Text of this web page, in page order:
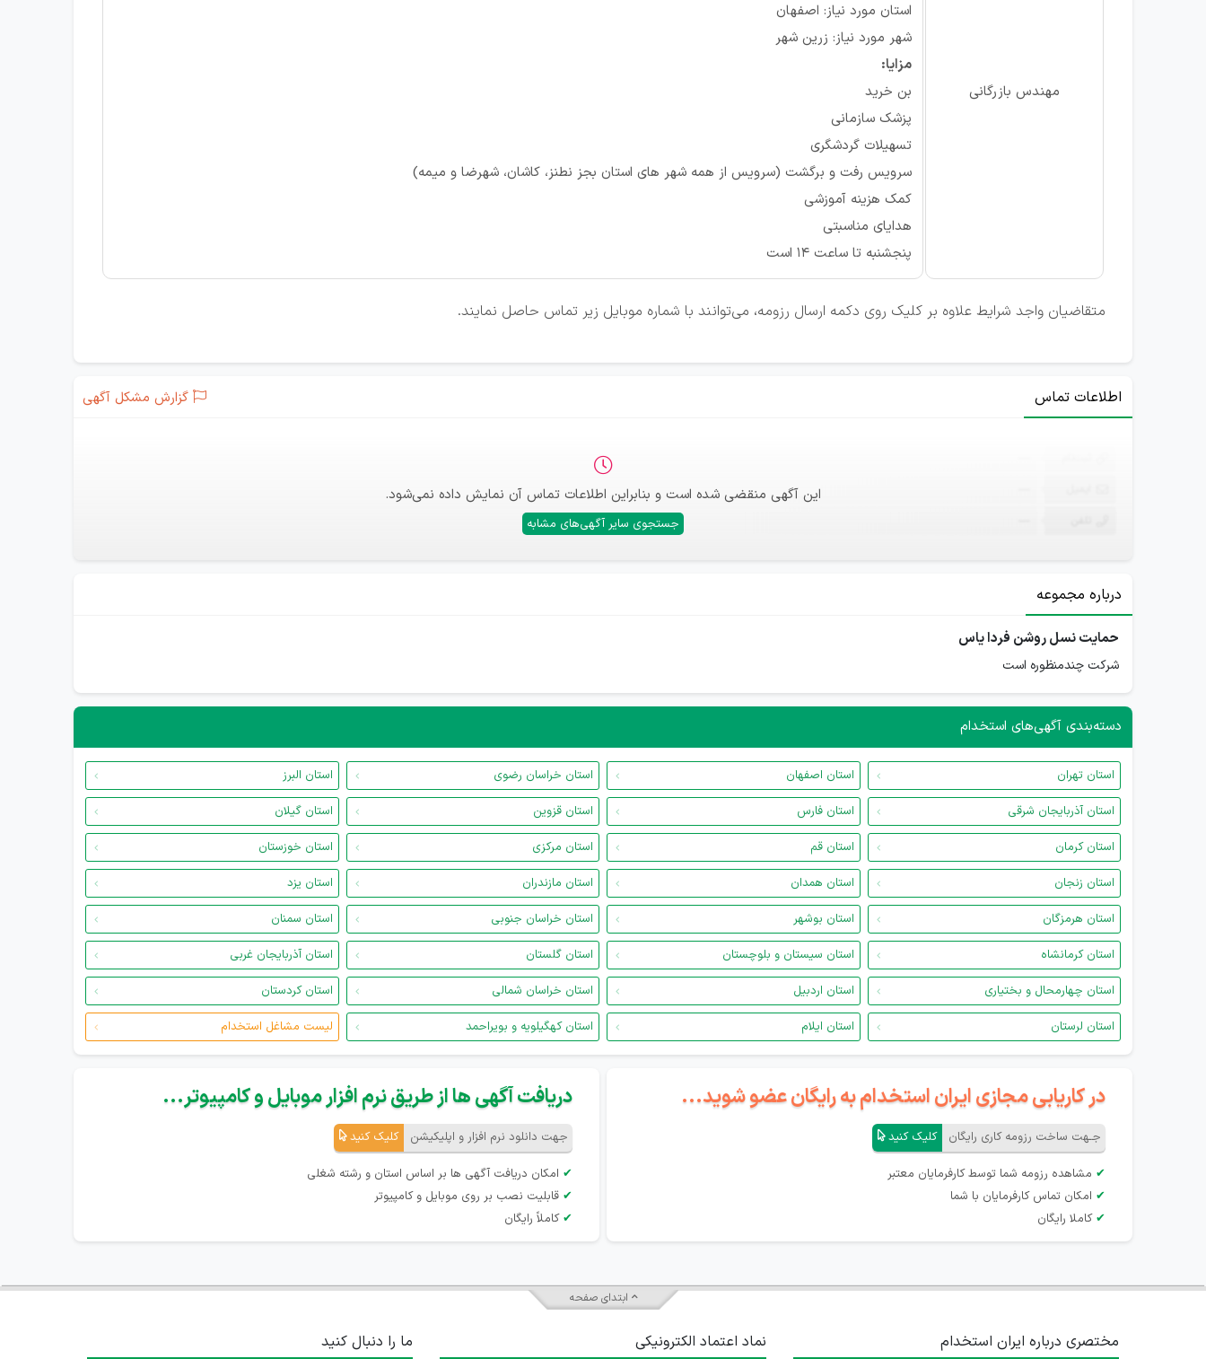
مهندس بازرگانی
استان مورد نیاز: اصفهان
شهر مورد نیاز: زرین شهر
مزایا:
بن خرید
پزشک سازمانی
تسهیلات گردشگری
سرویس رفت و برگشت (سرویس از همه شهر های استان بجز نطنز، کاشان، شهرضا و میمه)
کمک هزینه آموزشی
هدایای مناسبتی
پنجشنبه تا ساعت ۱۴ است
متقاضیان واجد شرایط علاوه بر کلیک روی دکمه ارسال رزومه، می‌توانند با شماره موبایل زیر تماس حاصل نمایند.
اطلاعات تماس گزارش مشکل آگهی
این آگهی منقضی شده است و بنابراین اطلاعات تماس آن نمایش داده نمی‌شود.
جستجوی سایر آگهی‌های مشابه
درباره مجموعه
حمایت نسل روشن فردا یاس
شرکت چندمنظوره است
دسته‌بندی آگهی‌های استخدام
استان تهران استان اصفهان استان خراسان رضوی
استان البرز
استان آذربایجان شرقی
استان فارس استان قزوین
استان گیلان
استان کرمان
استان قم استان مرکزی
استان خوزستان
استان زنجان
استان همدان استان مازندران
استان یزد
استان هرمزگان
استان بوشهر استان خراسان جنوبی
استان سمنان
استان کرمانشاه
استان سیستان و بلوچستان استان گلستان
استان آذربایجان غربی
استان چهارمحال و بختیاری
استان اردبیل استان خراسان شمالی
استان کردستان
استان لرستان
استان ایلام استان کهگیلویه و بویراحمد لیست مشاغل استخدام
در کاریابی مجازی ایران استخدام به رایگان عضو شوید...
جـهت ساخت رزومه کاری رایگان کلیک کنید
✔ مشاهده رزومه شما توسط کارفرمایان معتبر
✔ امکان تماس کارفرمایان با شما
✔ کاملا رایگان
دریافت آگهی ها از طریق نرم افزار موبایل و کامپیوتر...
جهت دانلود نرم افزار و اپلیکیشن کلیک کنید
✔ امکان دریافت آگهی ها بر اساس استان و رشته شغلی
✔ قابلیت نصب بر روی موبایل و کامپیوتر
✔ کاملاً رایگان
ابتدای صفحه
مختصری درباره ایران استخدام نماد اعتماد الکترونیکی ما را دنبال کنید